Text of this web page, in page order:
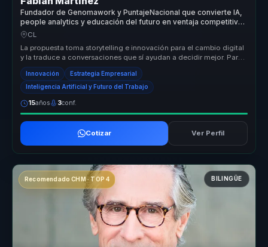
Fundador de Genomawork y PuntajeNacional que convierte IA,
people analytics y educación del futuro en ventaja competitiva
para organizaciones.
CL
La propuesta toma storytelling e innovación para el cambio digital
y la traduce a conversaciones que sí ayudan a decidir mejor. Para
lide...
Innovación Estrategia Empresarial
Inteligencia Artificial y Futuro del Trabajo
15años 3conf.
Cotizar Ver Perfil
Recomendado CHM · TOP 4 BILINGÜE